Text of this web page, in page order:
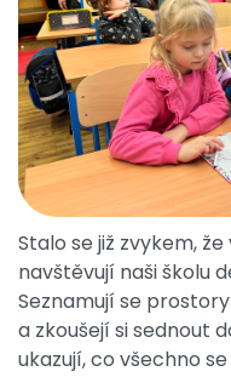
Stalo se již zvykem,
navštěvují naši školu
Seznamují se
a zkoušejí si sednout
ukazují, co všechno